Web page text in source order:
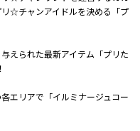
☆チャンアイドルを決める「プ
えられた最新アイテム「プリた
エリアで「イルミナージュコー